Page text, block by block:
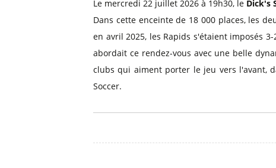
Le mercredi 22 juillet 2026 à 19h30, le Dick's
Dans cette enceinte de 18 000 places, les
en avril 2025, les Rapids s'étaient imposés
abordait ce rendez-vous avec une belle
clubs qui aiment porter le jeu vers l'avant,
Soccer.